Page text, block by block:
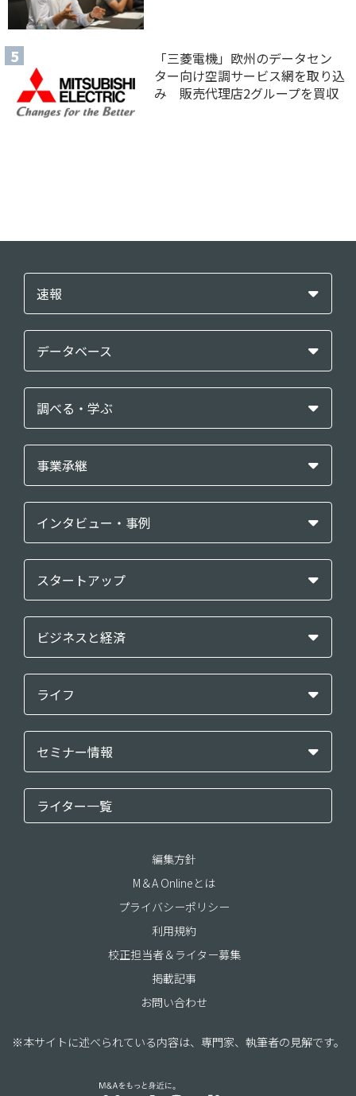
「三菱電機」欧州のデータセン
ター向け空調サービス網を取り込
み 販売代理店2グループを買収
速報
データベース
調べる・学ぶ
事業承継
インタビュー・事例
スタートアップ
ビジネスと経済
ライフ
セミナー情報
ライター一覧
編集方針
M＆A Onlineとは
プライバシーポリシー
利用規約
校正担当者＆ライター募集
掲載記事
お問い合わせ
※本サイトに述べられている内容は、専門家、執筆者の見解です。